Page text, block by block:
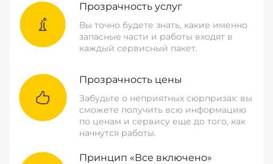
Прозрачность услуг
Вы точно будете знать, какие именно
запасные части и работы входят в
каждый сервисный пакет.
Прозрачность цены
Забудьте о неприятных сюрпризах: вы
сможете получить всю информацию
по ценам и сервису еще до того, как
начнутся работы.
Принцип «Все включено»